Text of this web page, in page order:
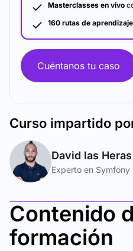
Masterclasses en vivo
160 rutas de aprendizaje
Cuéntanos tu caso
Curso impartido
David las
Experto en Symfony
Contenido
formación